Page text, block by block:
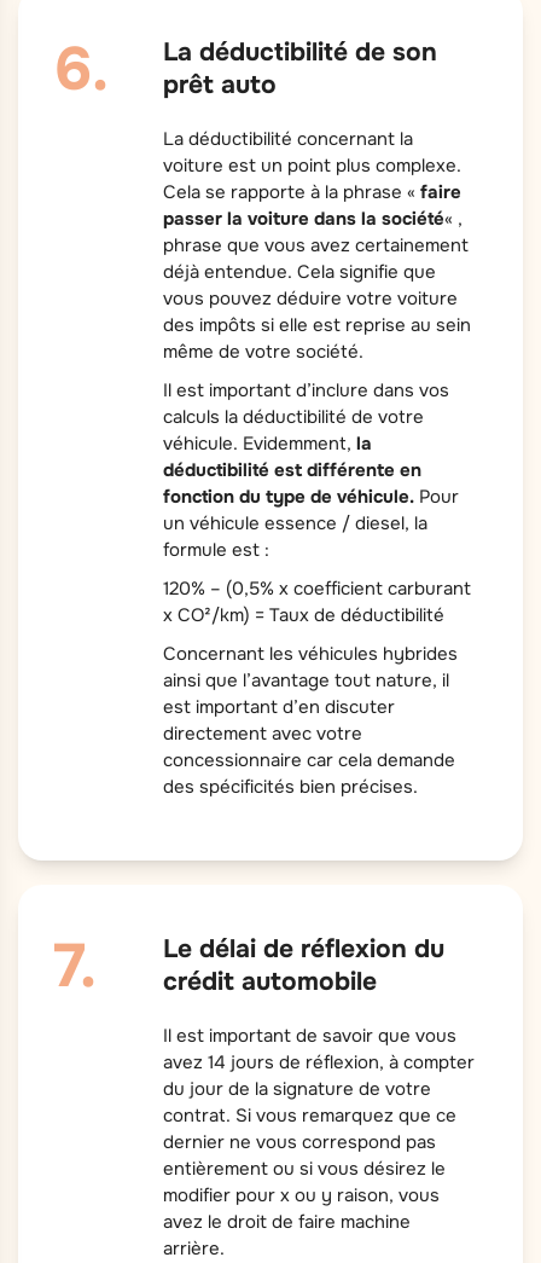
La déductibilité de son
prêt auto
La déductibilité concernant la
voiture est un point plus complexe.
Cela se rapporte à la phrase « faire
passer la voiture dans la société« ,
phrase que vous avez certainement
déjà entendue. Cela signifie que
vous pouvez déduire votre voiture
des impôts si elle est reprise au sein
même de votre société.
Il est important d’inclure dans vos
calculs la déductibilité de votre
véhicule. Evidemment, la
déductibilité est différente en
fonction du type de véhicule. Pour
un véhicule essence / diesel, la
formule est :
120% – (0,5% x coefficient carburant
x CO²/km) = Taux de déductibilité
Concernant les véhicules hybrides
ainsi que l’avantage tout nature, il
est important d’en discuter
directement avec votre
concessionnaire car cela demande
des spécificités bien précises.
Le délai de réflexion du
crédit automobile
Il est important de savoir que vous
avez 14 jours de réflexion, à compter
du jour de la signature de votre
contrat. Si vous remarquez que ce
dernier ne vous correspond pas
entièrement ou si vous désirez le
modifier pour x ou y raison, vous
avez le droit de faire machine
arrière.